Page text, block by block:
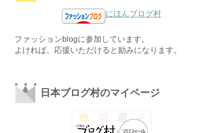
にほんブログ村
ファッションblogに参加しています。
よければ、応援いただけると励みになります。
日本ブログ村のマイページ